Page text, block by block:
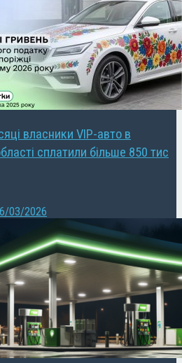
власники VIP-авто в
сплатили більше 850 тис
03/2026